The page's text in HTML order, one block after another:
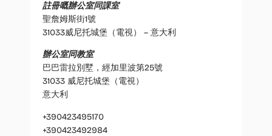
註冊嘅辦公室同課室
聖詹姆斯街1號
31033威尼托城堡（電視） – 意大利
辦公室同教室
巴巴雷拉別墅，經加里波第25號
31033 威尼托城堡（電視）
意大利
+390423495170
+390423492984